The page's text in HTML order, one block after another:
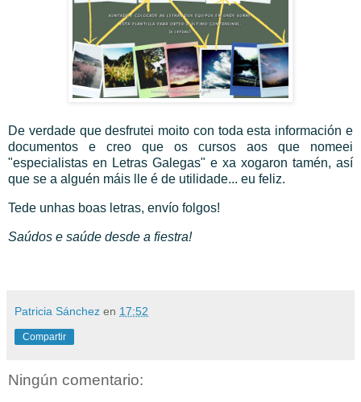
De verdade que desfrutei moito con toda esta información e
documentos e creo que os cursos aos que nomeei
"especialistas en Letras Galegas" e xa xogaron tamén, así
que se a alguén máis lle é de utilidade... eu feliz.
Tede unhas boas letras, envío folgos!
Saúdos e saúde desde a fiestra!
Patricia Sánchez en 17:52
Compartir
Ningún comentario: